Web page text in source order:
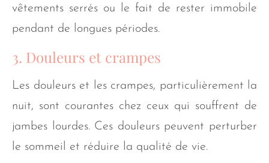
vêtements serrés ou le fait de rester immobile
pendant de longues périodes.
3. Douleurs et crampes
Les douleurs et les crampes, particulièrement la
nuit, sont courantes chez ceux qui souffrent de
jambes lourdes. Ces douleurs peuvent perturber
le sommeil et réduire la qualité de vie.